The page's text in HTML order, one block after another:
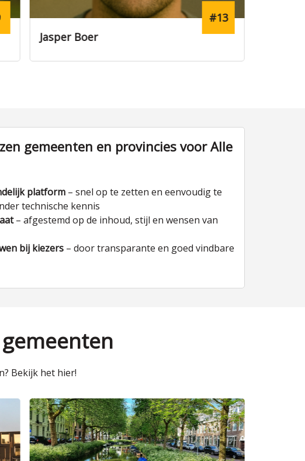
Boer
#13
Lucas van Janssen
gemeenten en provincies voor Alle
platform – snel op te zetten en eenvoudig te
technische kennis
– afgestemd op de inhoud, stijl en wensen van
bij kiezers – door transparante en goed vindbare
Bekijk het hier!